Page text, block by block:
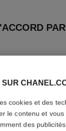
SUR
cookies et des
le contenu et
des